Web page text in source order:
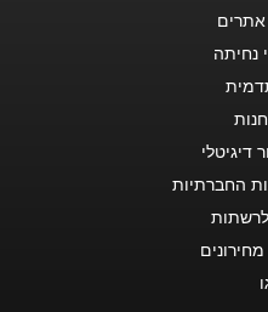
נחיתה
דיגיטלי
החברתיות